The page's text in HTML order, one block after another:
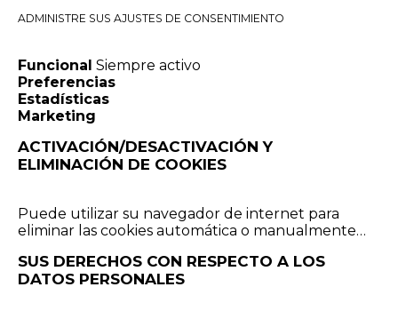
ADMINISTRE SUS AJUSTES DE CONSENTIMIENTO
Funcional Siempre activo
Preferencias
Estadísticas
Marketing
ACTIVACIÓN/DESACTIVACIÓN Y
ELIMINACIÓN DE COOKIES
Puede utilizar su navegador de internet para
eliminar las cookies automática o manualmente…
SUS DERECHOS CON RESPECTO A LOS
DATOS PERSONALES